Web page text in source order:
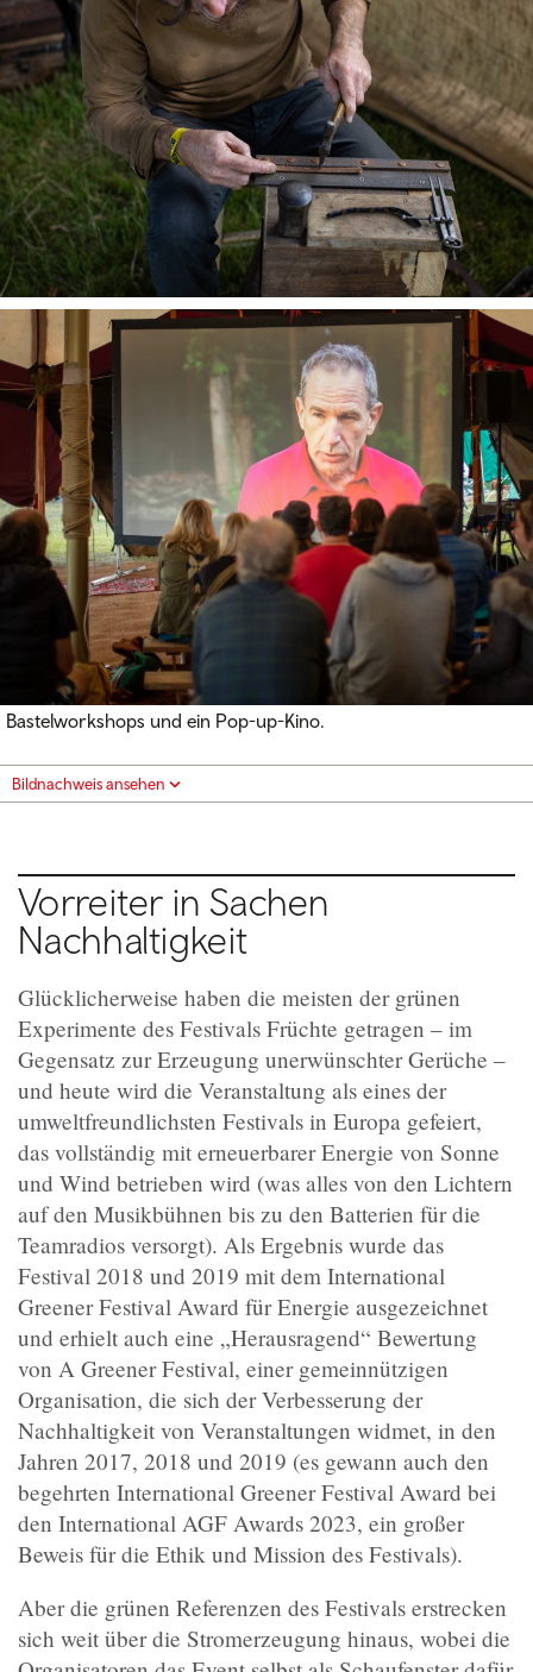
Bastelworkshops und ein Pop-up-Kino.
Bildnachweis ansehen
Vorreiter in Sachen
Nachhaltigkeit
Glücklicherweise haben die meisten der grünen
Experimente des Festivals Früchte getragen – im
Gegensatz zur Erzeugung unerwünschter Gerüche –
und heute wird die Veranstaltung als eines der
umweltfreundlichsten Festivals in Europa gefeiert,
das vollständig mit erneuerbarer Energie von Sonne
und Wind betrieben wird (was alles von den Lichtern
auf den Musikbühnen bis zu den Batterien für die
Teamradios versorgt). Als Ergebnis wurde das
Festival 2018 und 2019 mit dem International
Greener Festival Award für Energie ausgezeichnet
und erhielt auch eine „Herausragend“ Bewertung
von A Greener Festival, einer gemeinnützigen
Organisation, die sich der Verbesserung der
Nachhaltigkeit von Veranstaltungen widmet, in den
Jahren 2017, 2018 und 2019 (es gewann auch den
begehrten International Greener Festival Award bei
den International AGF Awards 2023, ein großer
Beweis für die Ethik und Mission des Festivals).
Aber die grünen Referenzen des Festivals erstrecken
sich weit über die Stromerzeugung hinaus, wobei die